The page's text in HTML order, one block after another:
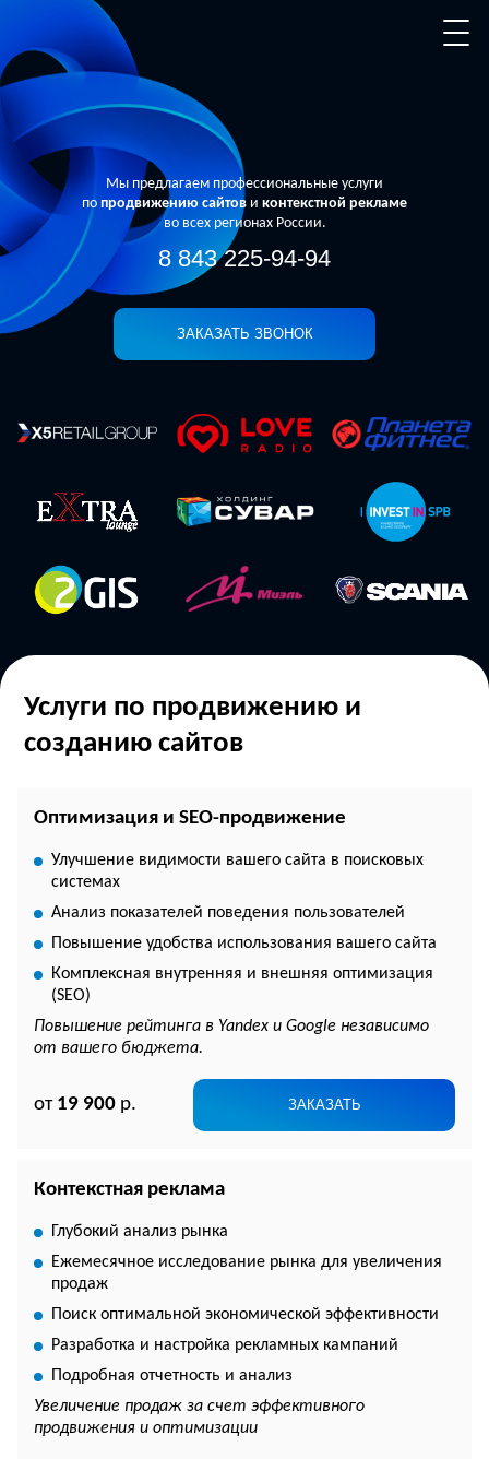
Мы предлагаем профессиональные услуги
по продвижению сайтов и контекстной рекламе
во всех регионах России.
8 843 225-94-94
ЗАКАЗАТЬ ЗВОНОК
Услуги по продвижению и
созданию сайтов
Оптимизация и SEO-продвижение
Улучшение видимости вашего сайта в поисковых
системах
Анализ показателей поведения пользователей
Повышение удобства использования вашего сайта
Комплексная внутренняя и внешняя оптимизация
(SEO)
Повышение рейтинга в Yandex и Google независимо
от вашего бюджета.
от 19 900 р. ЗАКАЗАТЬ
Контекстная реклама
Глубокий анализ рынка
Ежемесячное исследование рынка для увеличения
продаж
Поиск оптимальной экономической эффективности
Разработка и настройка рекламных кампаний
Подробная отчетность и анализ
Увеличение продаж за счет эффективного
продвижения и оптимизации